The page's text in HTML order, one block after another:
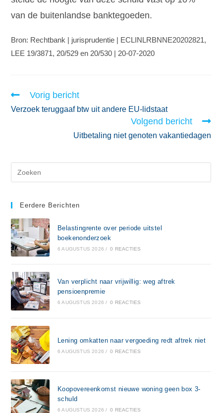
van de buitenlandse banktegoeden.
Bron: Rechtbank | jurisprudentie | ECLINLRBNNE20202821,
LEE 19/3871, 20/529 en 20/530 | 20-07-2020
Vorig bericht
Verzoek teruggaaf btw uit andere EU-lidstaat
Volgend bericht
Uitbetaling niet genoten vakantiedagen
Eerdere Berichten
Belastingrente over periode uitstel
boekenonderzoek
6 AUGUSTUS 2026 / 0 REACTIES
Van verplicht naar vrijwillig: weg aftrek
pensioenpremie
6 AUGUSTUS 2026 / 0 REACTIES
Lening omkatten naar vergoeding redt aftrek niet
6 AUGUSTUS 2026 / 0 REACTIES
Koopovereenkomst nieuwe woning geen box 3-
schuld
6 AUGUSTUS 2026 / 0 REACTIES